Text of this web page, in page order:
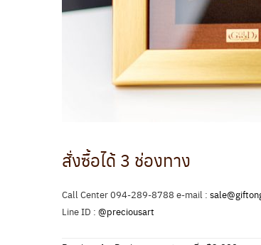
สั่งซื้อได้ 3 ช่องทาง
Call Center 094-289-8788 e-mail :
Line ID : @preciousart